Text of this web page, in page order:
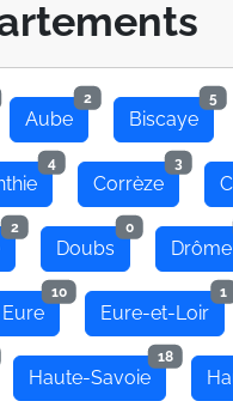
Aube
2
Biscaye
5
4
Corrèze
3
2
Doubs
0
Drôme
Eure
10
Eure-et-Loir
1
Haute-Savoie
18